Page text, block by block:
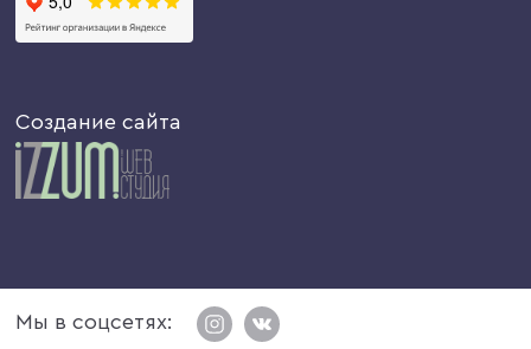
Создание сайта
Мы в соцсетях: